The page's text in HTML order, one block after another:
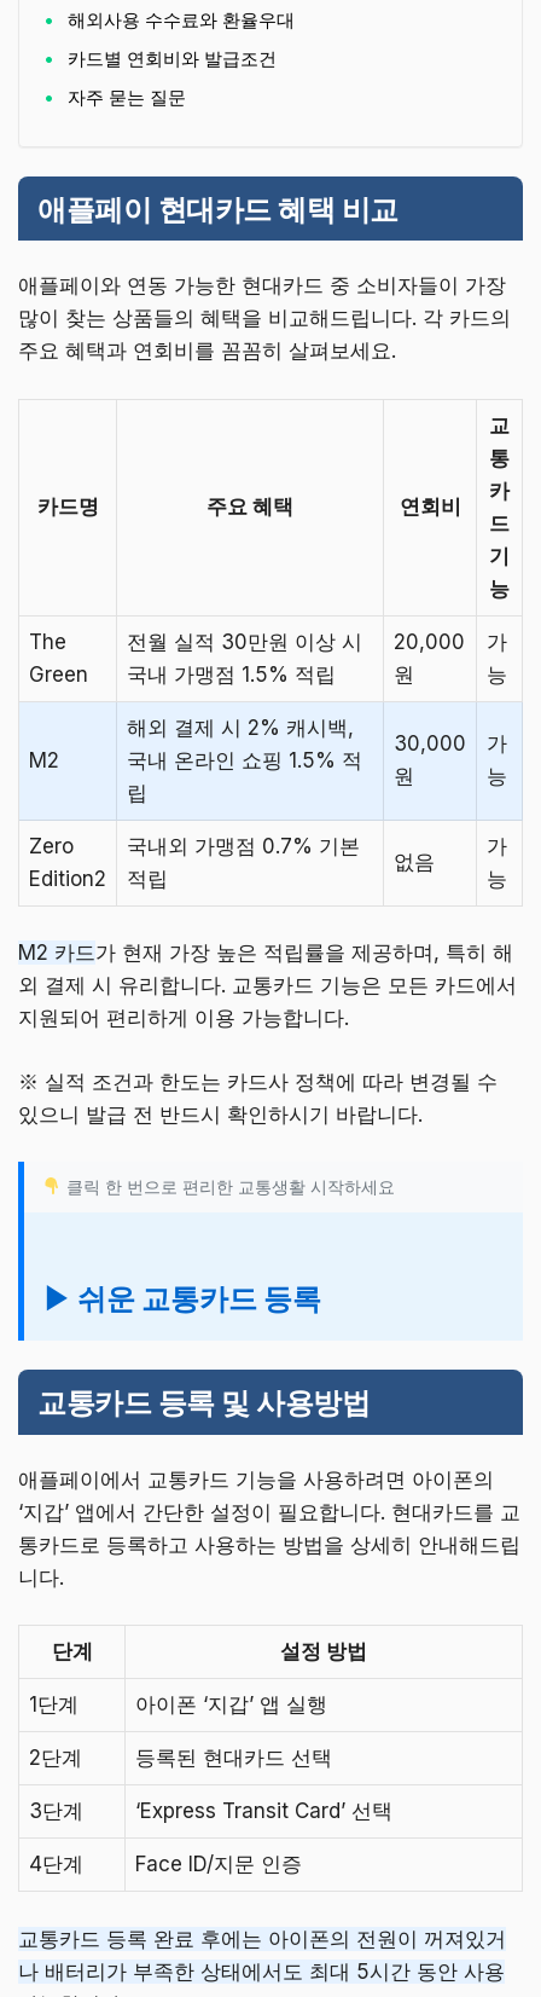
해외사용 수수료와 환율우대
카드별 연회비와 발급조건
자주 묻는 질문
애플페이 현대카드 혜택 비교
애플페이와 연동 가능한 현대카드 중 소비자들이 가장
많이 찾는 상품들의 혜택을 비교해드립니다. 각 카드의
주요 혜택과 연회비를 꼼꼼히 살펴보세요.
카드명 주요 혜택 연회비
교
통
카
드
기
능
The
Green
전월 실적 30만원 이상 시
국내 가맹점 1.5% 적립
20,000
원
가
능
M2
해외 결제 시 2% 캐시백,
국내 온라인 쇼핑 1.5% 적
립
30,000
원
가
능
Zero
Edition2
국내외 가맹점 0.7% 기본
적립
없음
가
능
M2 카드가 현재 가장 높은 적립률을 제공하며, 특히 해
외 결제 시 유리합니다. 교통카드 기능은 모든 카드에서
지원되어 편리하게 이용 가능합니다.
※ 실적 조건과 한도는 카드사 정책에 따라 변경될 수
있으니 발급 전 반드시 확인하시기 바랍니다.
클릭 한 번으로 편리한 교통생활 시작하세요
▶ 쉬운 교통카드 등록
교통카드 등록 및 사용방법
애플페이에서 교통카드 기능을 사용하려면 아이폰의
‘지갑’ 앱에서 간단한 설정이 필요합니다. 현대카드를 교
통카드로 등록하고 사용하는 방법을 상세히 안내해드립
니다.
단계 설정 방법
1단계 아이폰 ‘지갑’ 앱 실행
2단계 등록된 현대카드 선택
3단계 ‘Express Transit Card’ 선택
4단계 Face ID/지문 인증
교통카드 등록 완료 후에는 아이폰의 전원이 꺼져있거
나 배터리가 부족한 상태에서도 최대 5시간 동안 사용